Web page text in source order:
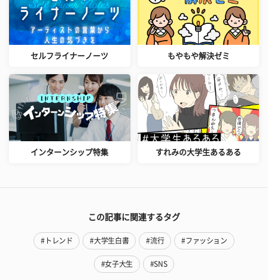
セルフライナーノーツ もやもや解決ゼミ
インターンシップ特集 すれみの大学生あるある
この記事に関連するタグ
#トレンド #大学生白書 #流行 #ファッション
#女子大生 #SNS